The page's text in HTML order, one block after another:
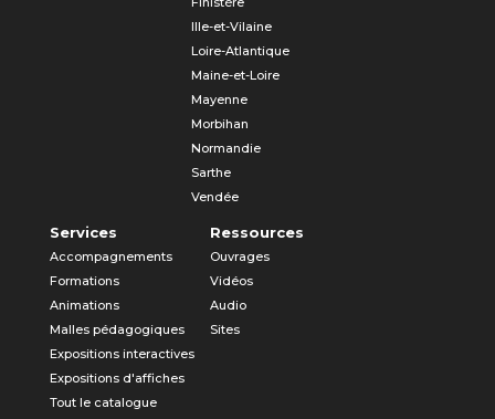
Ille-et-Vilaine
Loire-Atlantique
Maine-et-Loire
Mayenne
Morbihan
Normandie
Sarthe
Vendée
Services
Accompagnements
Formations
Animations
Malles pédagogiques
Expositions interactives
Expositions d'affiches
Tout le catalogue
Ressources
Ouvrages
Vidéos
Audio
Sites